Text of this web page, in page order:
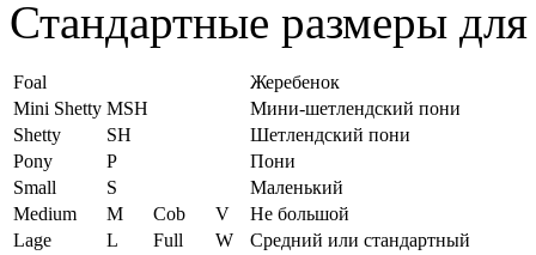
Стандартные размеры
Foal
Жеребенок
Mini Shetty MSH
Мини-шетлендский пони
Shetty
SH
Шетлендский пони
Pony
P
Пони
Small
S
Маленький
Medium
M Cob V
Не большой
Lage
L Full W
Средний или стандартный